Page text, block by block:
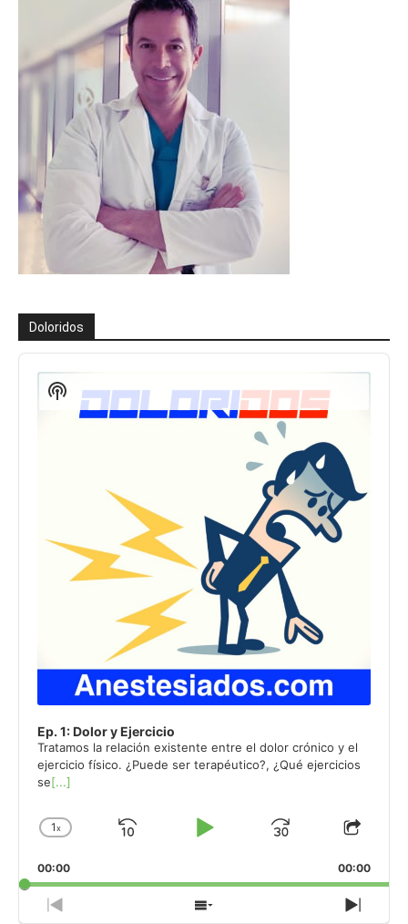
Doloridos
Reproductor
audio
Ep. 1: Dolor y Ejercicio
Tratamos la relación existente entre el dolor crónico y el
ejercicio físico. ¿Puede ser terapéutico?, ¿Qué ejercicios
se[...]
Change
Rate
1x
Skip
Play
Jump
Forward
Share
00:00 00:00
Previous
Show
Next
Show
Podcast